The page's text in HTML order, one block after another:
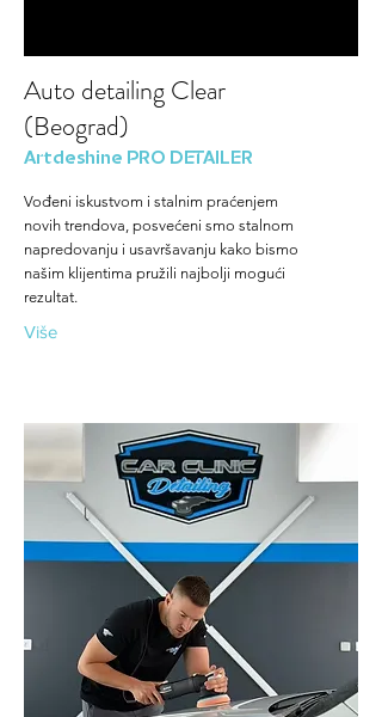
Auto detailing Clear
(Beograd)
Artdeshine PRO DETAILER
Vođeni iskustvom i stalnim praćenjem
novih trendova, posvećeni smo stalnom
napredovanju i usavršavanju kako bismo
našim klijentima pružili najbolji mogući
rezultat.
Više